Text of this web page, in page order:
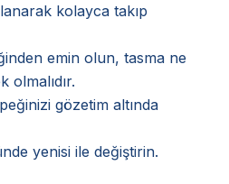
kolayca takıp
emin olun, tasma ne
olmalıdır.
gözetim altında
yenisi ile değiştirin.